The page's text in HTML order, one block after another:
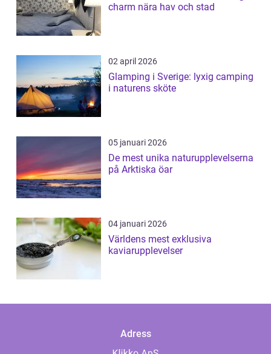
charm nära hav och stad
02 april 2026
Glamping i Sverige: lyxig camping
i naturens sköte
05 januari 2026
De mest unika naturupplevelserna
på Arktiska öar
04 januari 2026
Världens mest exklusiva
kaviarupplevelser
Adress